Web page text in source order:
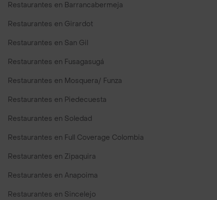
Restaurantes en Barrancabermeja
Restaurantes en Girardot
Restaurantes en San Gil
Restaurantes en Fusagasugá
Restaurantes en Mosquera/ Funza
Restaurantes en Piedecuesta
Restaurantes en Soledad
Restaurantes en Full Coverage Colombia
Restaurantes en Zipaquira
Restaurantes en Anapoima
Restaurantes en Sincelejo